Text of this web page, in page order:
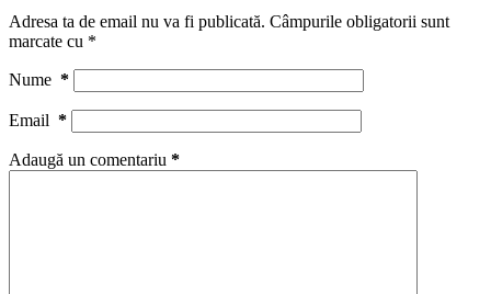
Adresa ta de email nu va fi publicată. Câmpurile obligatorii sunt
marcate cu *
Nume *
Email *
Adaugă un comentariu *